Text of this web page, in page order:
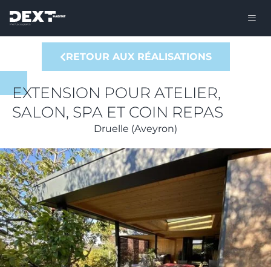
RETOUR AUX RÉALISATIONS
EXTENSION POUR ATELIER,
SALON, SPA ET COIN REPAS
Druelle (Aveyron)